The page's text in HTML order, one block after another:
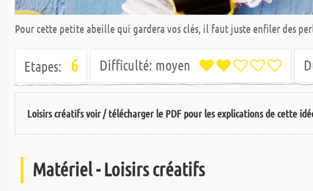
Pour cette petite abeille qui gardera vos clés, il faut juste enfiler des
Etapes: 6 Difficulté: moyen
Loisirs créatifs voir / télécharger le PDF pour les explications de cette
Matériel - Loisirs créatifs